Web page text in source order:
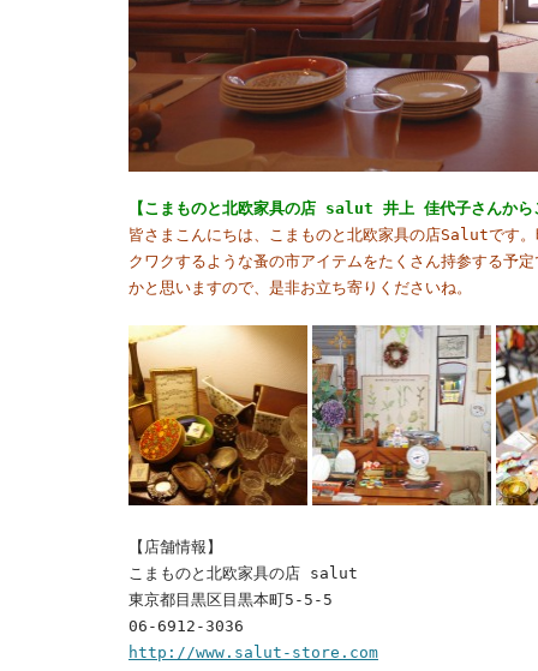
【こまものと北欧家具の店 salut 井上 佳代子さんから
皆さまこんにちは、こまものと北欧家具の店Salutです
クワクするような蚤の市アイテムをたくさん持参する予
かと思いますので、是非お立ち寄りくださいね。
【店舗情報】
こまものと北欧家具の店 salut
東京都目黒区目黒本町5-5-5
06-6912-3036
http://www.salut-store.com